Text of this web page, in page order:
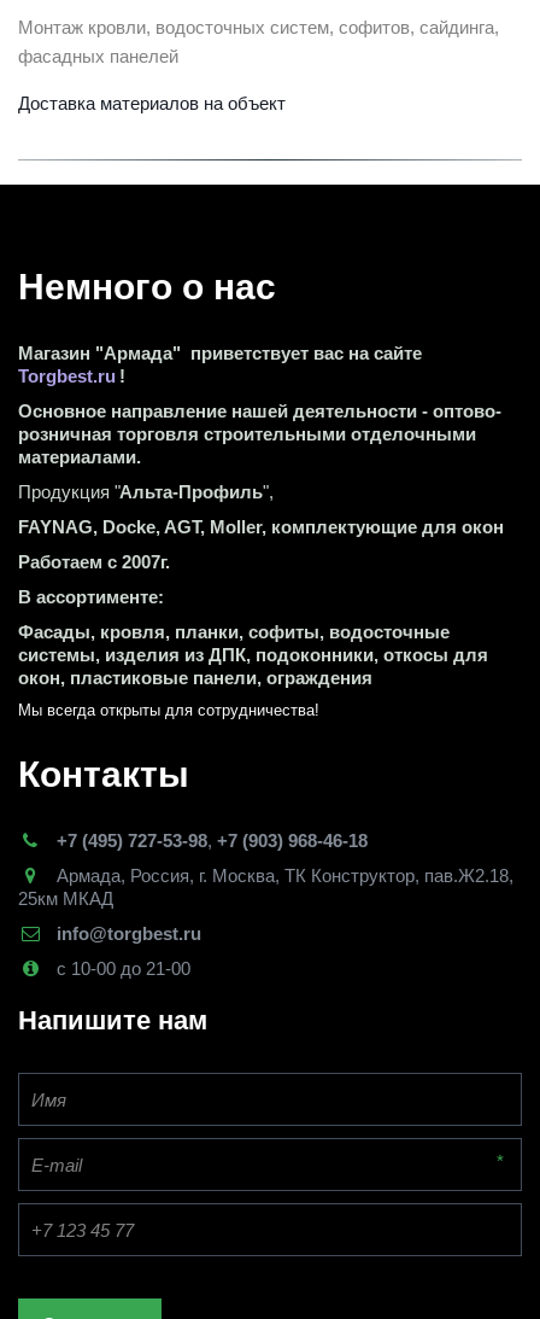
Монтаж кровли, водосточных систем, софитов, сайдинга,
фасадных панелей
Доставка материалов на объект
Немного о нас
Магазин "Армада"  приветствует вас на сайте
Torgbest.ru !
Основное направление нашей деятельности - оптово-
розничная торговля строительными отделочными
материалами.
Продукция "Альта-Профиль",
FAYNAG, Docke, AGT, Moller, комплектующие для окон
Работаем с 2007г.
В ассортименте:
Фасады, кровля, планки, софиты, водосточные
системы, изделия из ДПК, подоконники, откосы для
окон, пластиковые панели, ограждения
Мы всегда открыты для сотрудничества!
Контакты
+7 (495) 727-53-98, +7 (903) 968-46-18
Армада, Россия, г. Москва, ТК Конструктор, пав.Ж2.18,
25км МКАД
info@torgbest.ru
с 10-00 до 21-00
Напишите нам
*